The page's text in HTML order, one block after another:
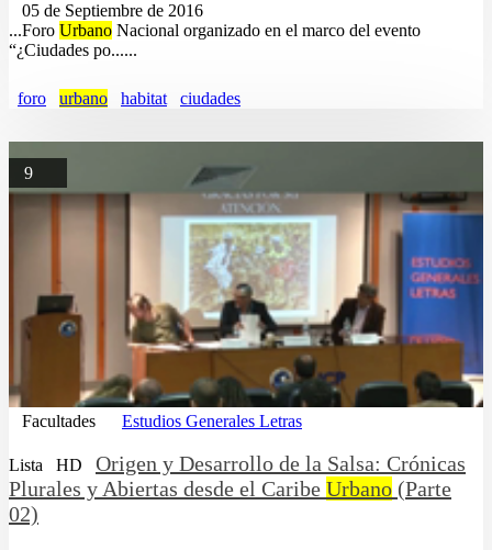
05 de Septiembre de 2016
...Foro Urbano Nacional organizado en el marco del evento
“¿Ciudades po......
foro urbano habitat ciudades
9
Facultades Estudios Generales Letras
Lista HD
Origen y Desarrollo de la Salsa: Crónicas
Plurales y Abiertas desde el Caribe Urbano (Parte
02)